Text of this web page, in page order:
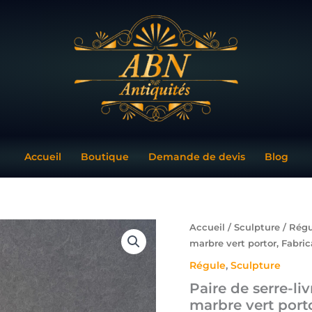
Accueil Boutique Demande de devis Blog
Accueil / Sculpture /
marbre vert portor,
Régule, Sculpture
Paire de serre-
marbre vert
quantité
de
de
serre-
livres
art